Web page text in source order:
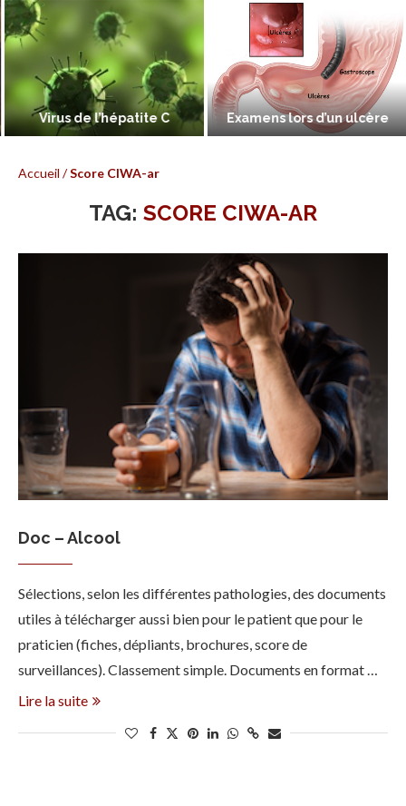
Virus de l’hépatite C Examens lors d’un ulcère
Accueil /Score CIWA-ar
TAG: SCORE CIWA-AR
Doc – Alcool
Sélections, selon les différentes pathologies, des documents
utiles à télécharger aussi bien pour le patient que pour le
praticien (fiches, dépliants, brochures, score de
surveillances). Classement simple. Documents en format …
Lire la suite